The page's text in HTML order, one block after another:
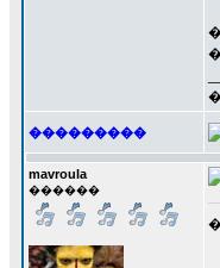
���������
mavroula
������